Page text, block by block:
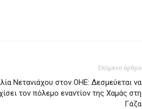
Επόμενο άρθρο
Νετανιάχου στον ΟΗΕ: Δεσμεύεται να
τον πόλεμο εναντίον της Χαμάς στη
Γάζα